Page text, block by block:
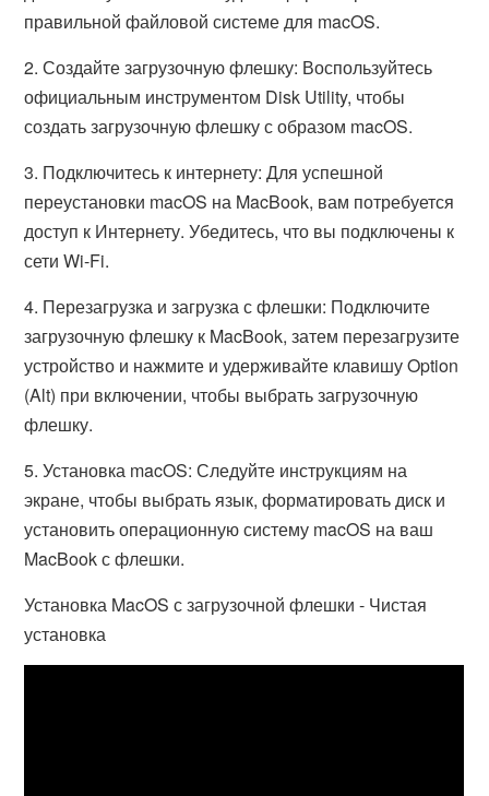
правильной файловой системе для macOS.
2. Создайте загрузочную флешку: Воспользуйтесь
официальным инструментом Disk Utility, чтобы
создать загрузочную флешку с образом macOS.
3. Подключитесь к интернету: Для успешной
переустановки macOS на MacBook, вам потребуется
доступ к Интернету. Убедитесь, что вы подключены к
сети Wi-Fi.
4. Перезагрузка и загрузка с флешки: Подключите
загрузочную флешку к MacBook, затем перезагрузите
устройство и нажмите и удерживайте клавишу Option
(Alt) при включении, чтобы выбрать загрузочную
флешку.
5. Установка macOS: Следуйте инструкциям на
экране, чтобы выбрать язык, форматировать диск и
установить операционную систему macOS на ваш
MacBook с флешки.
Установка MacOS с загрузочной флешки - Чистая
установка